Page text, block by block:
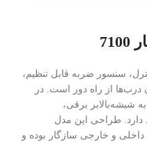
کنترل، سنسور ضربه قابل تنظیم،
درب‌ها از راه دور است. در
شیشه‌بالابر برقی،
دارد. طراحی این مدل
و خارجی سازگار بوده و